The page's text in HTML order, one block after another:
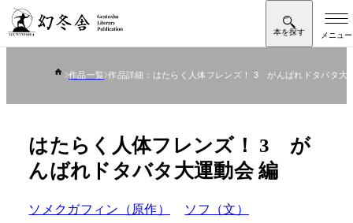
作品一覧 作品詳細：はたらく人体フレンズ！ 3 がんばれドタバタ大
はたらく人体フレンズ！ 3 が
んばれドタバタ大運動会 編
ソメクガフィン（原作）
ソフ（文）